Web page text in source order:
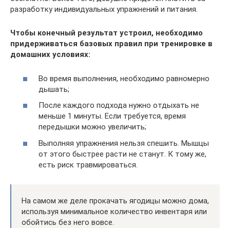
разработку индивидуальных упражнений и питания.
Чтобы конечный результат устроил, необходимо
придерживаться базовых правил при тренировке в
домашних условиях:
Во время выполнения, необходимо равномерно
дышать;
После каждого подхода нужно отдыхать не
меньше 1 минуты. Если требуется, время
передышки можно увеличить;
Выполняя упражнения нельзя спешить. Мышцы
от этого быстрее расти не станут. К тому же,
есть риск травмироваться.
На самом же деле прокачать ягодицы можно дома,
используя минимальное количество инвентаря или
обойтись без него вовсе.